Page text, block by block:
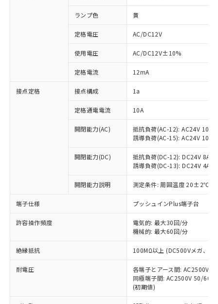
ランプ色 黄
定格電圧 AC/DC12V
使用電圧 AC/DC12V±10%
定格電流 12mA
接点定格 接点構成 1a
定格通電電流 10A
開閉能力(AC)
抵抗負荷(AC-12): AC24V 10A/
誘導負荷(AC-15): AC24V
開閉能力(DC)
抵抗負荷(DC-12): DC24V 8A/
誘導負荷(DC-13): DC24V 4A/
開閉能力説明 測定条件: 周囲温度 20±2℃、
端子仕様 プッシュインPlus端子台
許容操作頻度
電気的: 最大30回/分
機械的: 最大60回/分
絶縁抵抗 100MΩ以上 (DC500Vメガ、点
耐電圧
各端子とアース間: AC2500V
同極端子間: AC2500V 50/
(初期値)
ご利用条件
以下の条件をお読みいただき、同意のうえ
ご利用ください。
本サービスは、当社制御機器事業取扱
商品の当社在庫状況および標準価格
(税抜)を提供させていただくもので
当社制御機器事業取扱商品の中には、
本サービスの対象外となる商品もある
ことをご了承ください。
在庫状況および標準価格照会結果は、
記載している更新日時点での社内デー
タに基づき作成されるものであり、閲
覧された時点での実際の在庫および標
準価格とは異なる場合があることをご
※1 対応状況
対応済み：EU RoHS指令（10物質）の
非含有に対応した製品が提供可能な商品で
対応予定：EU RoHS指令（10物質）の非含
有に対応した製品に切り替える予定のある
対応予定なし：EU RoHS指令（10物質）の
非含有に非対応の商品で、対応品を出す予
定はありません。
調査・確認中：EU RoHS指令（10物質）の
非含有の対応状況を調査中または確認中の
非該当品：ライセンス料など無形物で、有
害物質有無と関係のない商品です。
仕入先様の事情により、非含有部品として
いたものが、含有品と判明した場合などや
むを得ず変更することがあります。
鉛(Pb) 1000ppm以下、 水銀(Hg) 1000ppm以下、 カド
六価クロム(Cr(Ⅵ)) 1000ppm以下、ポリ臭化ビフェニル
類(PBB) 1000ppm以下、ポリ臭化ジフェニルエーテル類
(PBDE) 1000ppm以下、フタル酸ビス(2-エチルヘキシ
※1 中国RoHS○×表
「○」：最大均質材料含有率が中国RoHSの
基準値以下であることを示します。
「×」：最大均質材料含有率が中国RoHSの
基準値を超えていることを示します。
「－」：未確認です。当社販売部門へお問
い合わせください。
*中国RoHS10物質の基準値 (GB/T26572)：
Pb(鉛) :1000ppm、 Hg(水銀) : 1000ppm、 Cd(カドミウ
Cr(Ⅵ)(六価クロム) : 1000ppm、 PBBs(ポリ臭化ビフェ
当社は、これら貴社製品のうち、外国
為替および外国貿易法に定める商品
（以下｢規制貨物等」という）を輸出
国政府の輸出許可(または役務取引許
可)を取得するなどの必要な手続きを